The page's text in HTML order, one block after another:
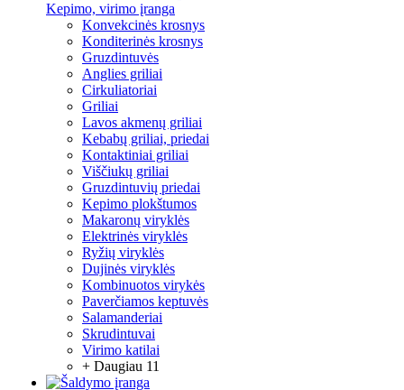
Kepimo, virimo įranga
Konvekcinės krosnys
Konditerinės krosnys
Gruzdintuvės
Anglies griliai
Cirkuliatoriai
Griliai
Lavos akmenų griliai
Kebabų griliai, priedai
Kontaktiniai griliai
Viščiukų griliai
Gruzdintuvių priedai
Kepimo plokštumos
Makaronų viryklės
Elektrinės viryklės
Ryžių viryklės
Dujinės viryklės
Kombinuotos virykės
Paverčiamos keptuvės
Salamanderiai
Skrudintuvai
Virimo katilai
+ Daugiau 11